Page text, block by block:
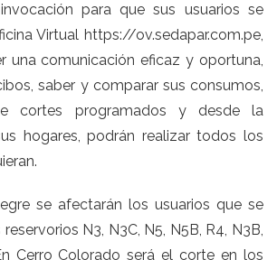
para que sus usuarios se
Virtual https://ov.sedapar.com.pe,
una comunicación eficaz y oportuna,
saber y comparar sus consumos,
cortes programados y desde la
hogares, podrán realizar todos los
se afectarán los usuarios que se
N3, N3C, N5, N5B, R4, N3B,
Cerro Colorado será el corte en los